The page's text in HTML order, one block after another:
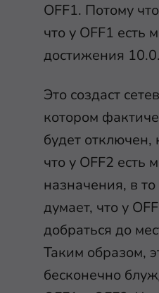
OFF1. Потому
что у OFF1 есть
достижения
Это создаст
котором
будет отключен,
что у OFF2 есть
назначения, в
думает, что у
добраться до
Таким образом,
бесконечно